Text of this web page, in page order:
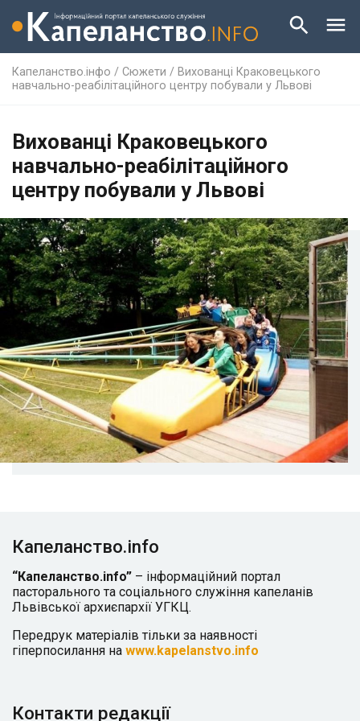
Капеланство.інфо / Сюжети / Вихованці Краковецького
навчально-реабілітаційного центру побували у Львові
Вихованці Краковецького
навчально-реабілітаційного
центру побували у Львові
Капеланство.info
“Капеланство.info” – інформаційний портал
пасторального та соціального служіння капеланів
Львівської архиєпархії УГКЦ.
Передрук матеріалів тільки за наявності
гіперпосилання на www.kapelanstvo.info
Контакти редакції